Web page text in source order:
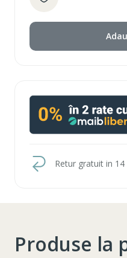
Retur gratuit in 14
Produse la